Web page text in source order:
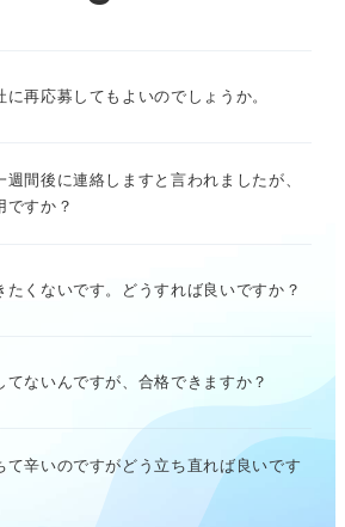
再応募してもよいのでしょうか。
週間後に連絡しますと言われましたが、
ですか？
たくないです。どうすれば良いですか？
てないんですが、合格できますか？
て辛いのですがどう立ち直れば良いです